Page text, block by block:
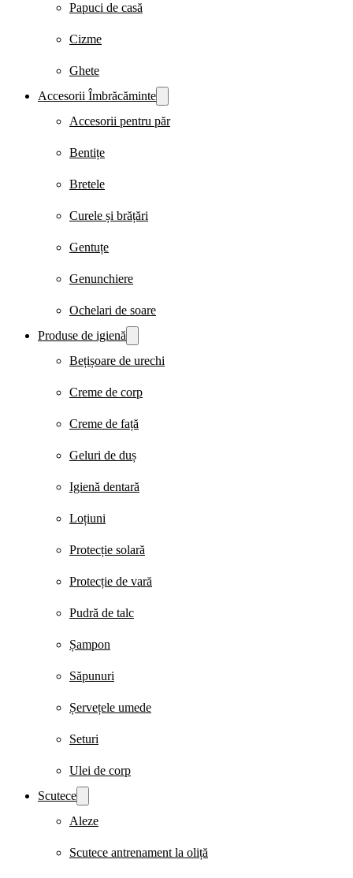
Papuci de casă
Cizme
Ghete
Accesorii Îmbrăcăminte
Accesorii pentru păr
Bentițe
Bretele
Curele și brățări
Gentuțe
Genunchiere
Ochelari de soare
Produse de igienă
Bețișoare de urechi
Creme de corp
Creme de față
Geluri de duș
Igienă dentară
Loțiuni
Protecție solară
Protecție de vară
Pudră de talc
Șampon
Săpunuri
Șervețele umede
Seturi
Ulei de corp
Scutece
Aleze
Scutece antrenament la oliță